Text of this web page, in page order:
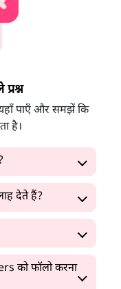
पाएँ और समझें कि
है।
देते हैं?
को फॉलो करना